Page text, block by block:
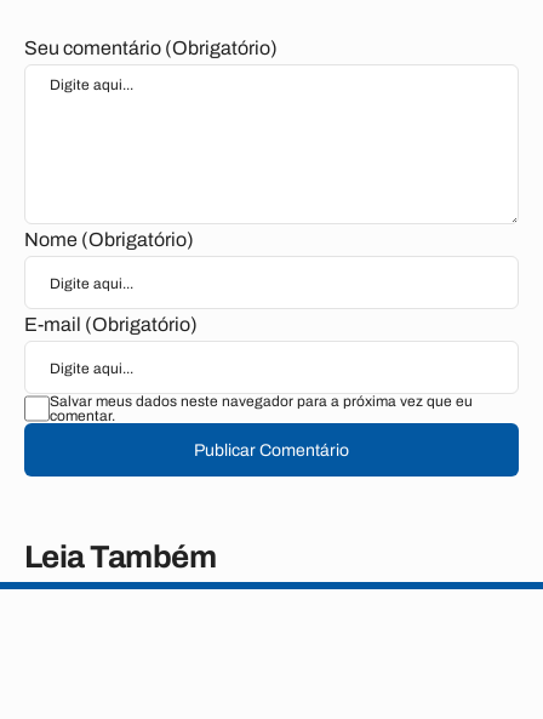
Seu comentário (Obrigatório)
Nome (Obrigatório)
E-mail (Obrigatório)
Salvar meus dados neste navegador para a próxima vez que eu
comentar.
Publicar Comentário
Leia Também